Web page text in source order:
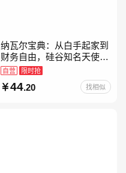
纳瓦尔宝典：从白手起家到
财务自由，硅谷知名天使投
资人纳瓦尔智慧箴言录
自营 限时抢
44.20 找相似